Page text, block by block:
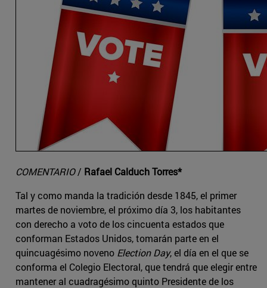
COMENTARIO/ Rafael Calduch Torres*
Tal y como manda la tradición desde 1845, el primer
martes de noviembre, el próximo día 3, los habitantes
con derecho a voto de los cincuenta estados que
conforman Estados Unidos, tomarán parte en el
quincuagésimo noveno Election Day, el día en el que se
conforma el Colegio Electoral, que tendrá que elegir entre
mantener al cuadragésimo quinto Presidente de los